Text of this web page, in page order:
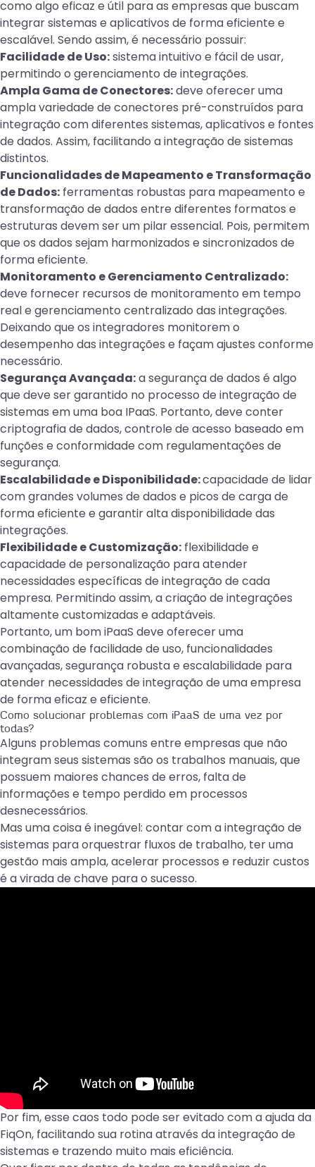
como algo eficaz e útil para as empresas que buscam
integrar sistemas e aplicativos de forma eficiente e
escalável. Sendo assim, é necessário possuir:
Facilidade de Uso:sistema intuitivo e fácil de usar,
permitindo o gerenciamento de integrações.
Ampla Gama de Conectores:deve oferecer uma
ampla variedade de conectores pré-construídos para
integração com diferentes sistemas, aplicativos e fontes
de dados. Assim, facilitando a integração de sistemas
distintos.
Funcionalidades de Mapeamento e Transformação
de Dados: ferramentas robustas para mapeamento e
transformação de dados entre diferentes formatos e
estruturas devem ser um pilar essencial. Pois, permitem
que os dados sejam harmonizados e sincronizados de
forma eficiente.
Monitoramento e Gerenciamento Centralizado:
deve fornecer recursos de monitoramento em tempo
real e gerenciamento centralizado das integrações.
Deixando que os integradores monitorem o
desempenho das integrações e façam ajustes conforme
necessário.
Segurança Avançada:a segurança de dados é algo
que deve ser garantido no processo de integração de
sistemas em uma boa IPaaS. Portanto, deve conter
criptografia de dados, controle de acesso baseado em
funções e conformidade com regulamentações de
segurança.
Escalabilidade e Disponibilidade:capacidade de lidar
com grandes volumes de dados e picos de carga de
forma eficiente e garantir alta disponibilidade das
integrações.
Flexibilidade e Customização: flexibilidade e
capacidade de personalização para atender
necessidades específicas de integração de cada
empresa. Permitindo assim, a criação de integrações
altamente customizadas e adaptáveis.
Portanto, um bom iPaaS deve oferecer uma
combinação de facilidade de uso, funcionalidades
avançadas, segurança robusta e escalabilidade para
atender necessidades de integração de uma empresa
de forma eficaz e eficiente.
Como solucionar problemas com iPaaS de uma vez por
todas?
Alguns problemas comuns entre empresas que não
integram seus sistemas são os trabalhos manuais, que
possuem maiores chances de erros, falta de
informações e tempo perdido em processos
desnecessários.
Mas uma coisa é inegável: contar com a integração de
sistemas para orquestrar fluxos de trabalho, ter uma
gestão mais ampla, acelerar processos e reduzir custos
é a virada de chave para o sucesso.
Por fim, esse caos todo pode ser evitado com a ajuda da
FiqOn, facilitando sua rotina através da integração de
sistemas e trazendo muito mais eficiência.